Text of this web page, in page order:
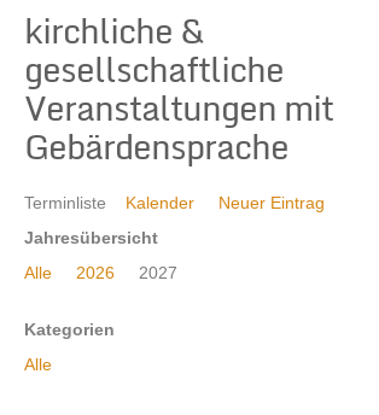
Mitarbeit
Material
Themen
Kontakt
kirchliche &
gesellschaftliche
Veranstaltungen mit
Gebärdensprache
Terminliste Kalender
Neuer Eintrag
Jahresübersicht
Alle
2026 2027
Kategorien
Alle